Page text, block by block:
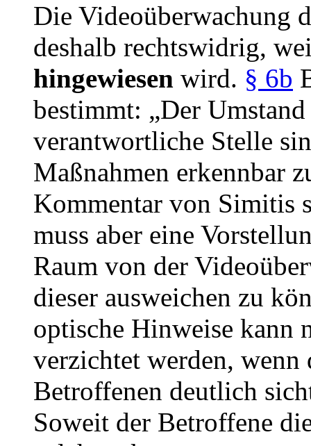
Die Videoüberwachung
deshalb rechtswidrig,
hingewiesen wird. § 6b
bestimmt: „Der
verantwortliche Stelle
Maßnahmen erkennbar
Kommentar von Simitis
muss aber eine
Raum von der
dieser ausweichen zu
optische Hinweise kann
verzichtet werden, wenn
Betroffenen deutlich
Soweit der Betroffene